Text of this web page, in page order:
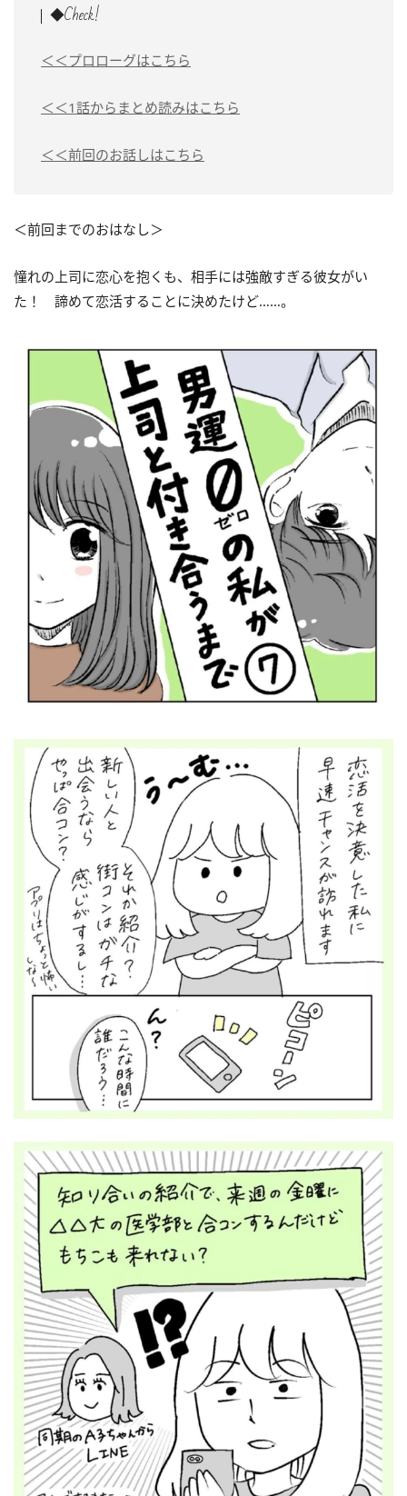
◆Check!
＜＜プロローグはこちら
＜＜1話からまとめ読みはこちら
＜＜前回のお話しはこちら
＜前回までのおはなし＞
憧れの上司に恋心を抱くも、相手には強敵すぎる彼女がい
た！ 諦めて恋活することに決めたけど……。